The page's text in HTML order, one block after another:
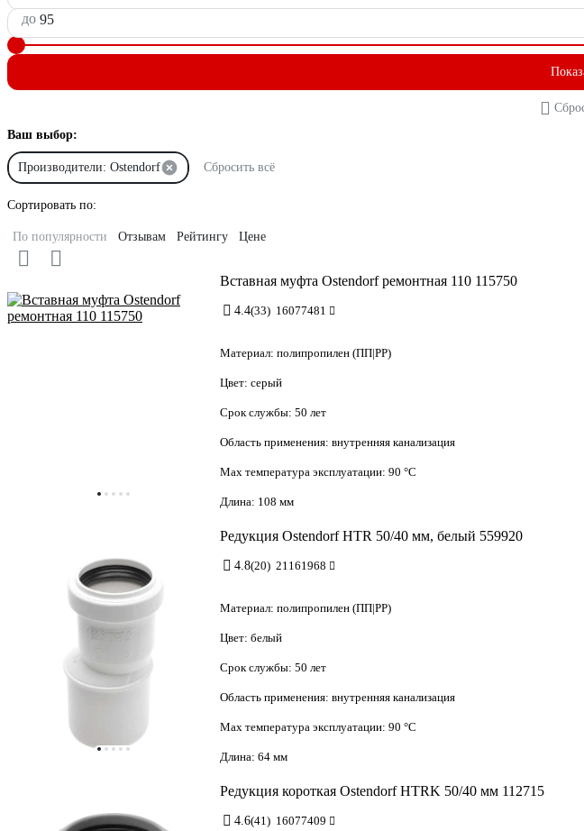
до
Ваш выбор:
Производители: Ostendorf Сбросить всё
Сортировать по:
По популярности Отзывам Рейтингу Цене
Вставная муфта Ostendorf ремонтная 110 115750
4.4(33) 16077481
Материал: полипропилен (ПП|PP)
Цвет: серый
Срок службы: 50 лет
Область применения: внутренняя канализация
Max температура эксплуатации: 90 °С
Длина: 108 мм
Редукция Ostendorf HTR 50/40 мм, белый 559920
4.8(20) 21161968
Материал: полипропилен (ПП|PP)
Цвет: белый
Срок службы: 50 лет
Область применения: внутренняя канализация
Max температура эксплуатации: 90 °С
Длина: 64 мм
Редукция короткая Ostendorf HTRK 50/40 мм 112715
4.6(41) 16077409